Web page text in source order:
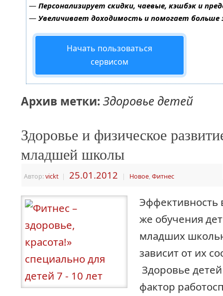
— Персонализирует скидки, чаевые, кэшбэк и
— Увеличивает доходимость и помогает
Начать пользоваться
сервисом
Архив метки: Здоровье детей
Здоровье и физическое
младшей школы
Автор:vickt | 25.01.2012 | Новое, Фитнес
Эффективность
же обучения
младших
зависит от их
Здоровье
фактор